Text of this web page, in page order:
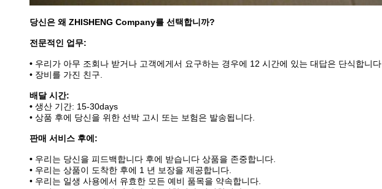
당신은 왜 ZHISHENG Company를 선택합니까?
전문적인 업무:
• 우리가 아무 조회나 받거나 고객에게서 요구하는 경우에 12 시간에 있는 대답은 단식합니다
• 장비를 가진 친구.
배달 시간:
• 생산 기간: 15-30days
• 상품 후에 당신을 위한 선박 고시 또는 보험은 발송됩니다.
판매 서비스 후에:
• 우리는 당신을 피드백합니다 후에 받습니다 상품을 존중합니다.
• 우리는 상품이 도착한 후에 1 년 보장을 제공합니다.
• 우리는 일생 사용에서 유효한 모든 예비 품목을 약속합니다.